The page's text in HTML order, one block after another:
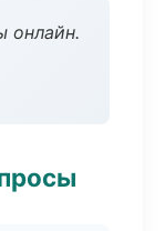
онлайн.